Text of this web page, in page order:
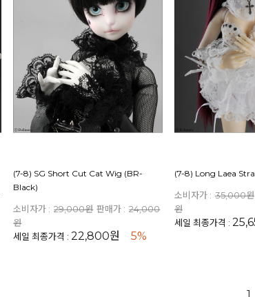
(7-8) SG Short Cut Cat Wig (BR-
Black)
소비자가 : 29,000원 판매가 : 24,000
원
세일 최종가격 :22,800원 5%
(7-8) Long Laea
소비자가 : 35,000원
원
세일 최종가격 :